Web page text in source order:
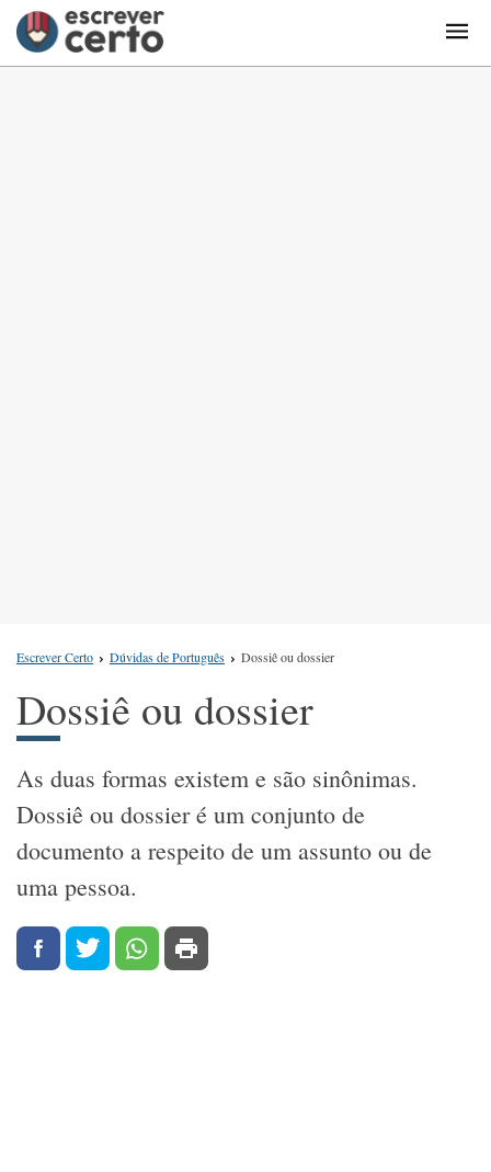
Escrever Certo Dúvidas de Português Dossiê ou dossier
Dossiê ou dossier
As duas formas existem e são sinônimas.
Dossiê ou dossier é um conjunto de
documento a respeito de um assunto ou de
uma pessoa.